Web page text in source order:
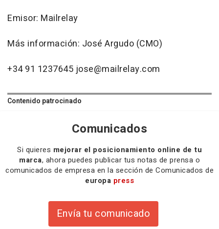
Emisor: Mailrelay
Más información: José Argudo (CMO)
+34 91 1237645 jose@mailrelay.com
Contenido patrocinado
Comunicados
Si quieres mejorar el posicionamiento online de tu
marca, ahora puedes publicar tus notas de prensa o
comunicados de empresa en la sección de Comunicados de
europa press
Envía tu comunicado